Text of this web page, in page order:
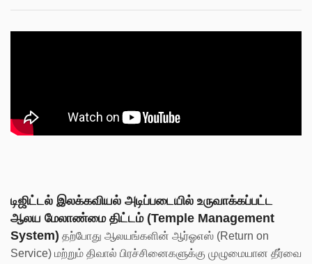
டிஜிட்டல் இலக்கவியல் அடிப்படையில் உருவாக்கப்பட்ட
ஆலய மேலாண்மை திட்டம் (Temple Management
System) தற்போது ஆலயங்களின் ஆர்ஓஎஸ் (Return on
Service) மற்றும் திவால் பிரச்சினைகளுக்கு முழுமையான தீர்வை